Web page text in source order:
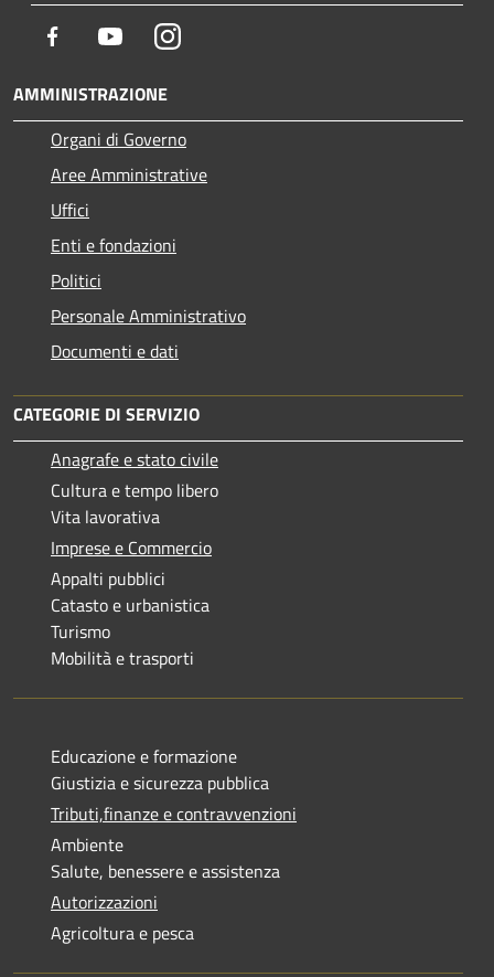
Facebook YoutubeInstagram
AMMINISTRAZIONE
Organi di Governo
Aree Amministrative
Uffici
Enti e fondazioni
Politici
Personale Amministrativo
Documenti e dati
CATEGORIE DI SERVIZIO
Anagrafe e stato civile
Cultura e tempo libero
Vita lavorativa
Imprese e Commercio
Appalti pubblici
Catasto e urbanistica
Turismo
Mobilità e trasporti
Educazione e formazione
Giustizia e sicurezza pubblica
Tributi,finanze e contravvenzioni
Ambiente
Salute, benessere e assistenza
Autorizzazioni
Agricoltura e pesca